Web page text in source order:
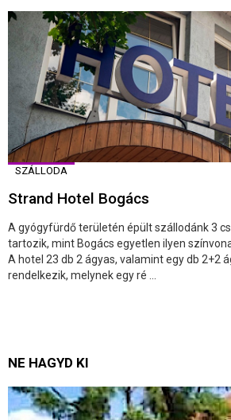
SZÁLLODA
Strand Hotel Bogács
A gyógyfürdő területén épült szállodánk 3
tartozik, mint Bogács egyetlen ilyen
A hotel 23 db 2 ágyas, valamint egy db 2+2
rendelkezik, melynek egy ré ...
NE HAGYD KI